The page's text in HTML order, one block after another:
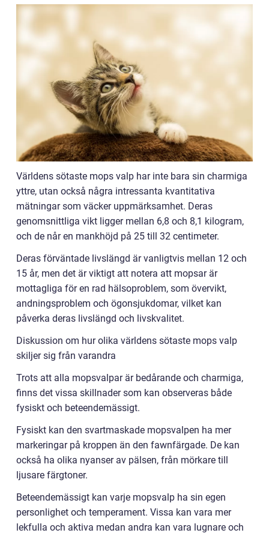
Världens sötaste mops valp har inte bara sin charmiga
yttre, utan också några intressanta kvantitativa
mätningar som väcker uppmärksamhet. Deras
genomsnittliga vikt ligger mellan 6,8 och 8,1 kilogram,
och de når en mankhöjd på 25 till 32 centimeter.
Deras förväntade livslängd är vanligtvis mellan 12 och
15 år, men det är viktigt att notera att mopsar är
mottagliga för en rad hälsoproblem, som övervikt,
andningsproblem och ögonsjukdomar, vilket kan
påverka deras livslängd och livskvalitet.
Diskussion om hur olika världens sötaste mops valp
skiljer sig från varandra
Trots att alla mopsvalpar är bedårande och charmiga,
finns det vissa skillnader som kan observeras både
fysiskt och beteendemässigt.
Fysiskt kan den svartmaskade mopsvalpen ha mer
markeringar på kroppen än den fawnfärgade. De kan
också ha olika nyanser av pälsen, från mörkare till
ljusare färgtoner.
Beteendemässigt kan varje mopsvalp ha sin egen
personlighet och temperament. Vissa kan vara mer
lekfulla och aktiva medan andra kan vara lugnare och